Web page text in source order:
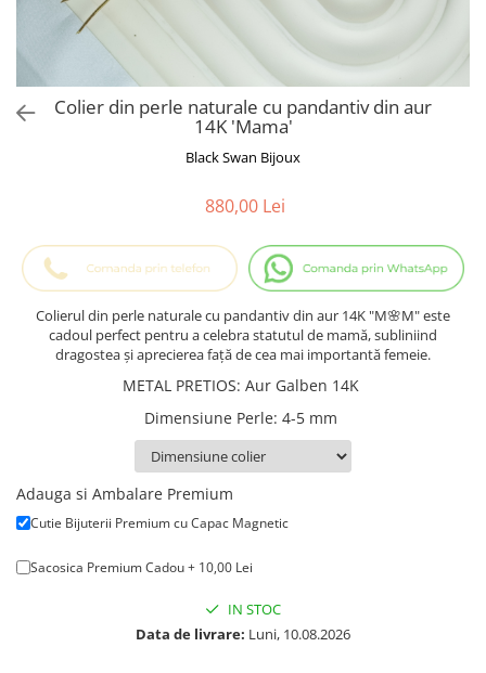
Cadouri pentru Absolvire
Cadou Educatoare / Invatatoare /
Profesoare
Cadouri Cupluri
Cercei din aur
Bijuterii Profesii
Bijuterii Pasiuni & Hobby
Bijuterii Tematice Sport
Bijuterii cu mesaj Motivational
Bijuterii personalizate cu poza
Colier din perle naturale cu pandantiv din aur
14K 'Mama'
Black Swan Bijoux
880,00 Lei
Colierul din perle naturale cu pandantiv din aur 14K "M🌸M" este
cadoul perfect pentru a celebra statutul de mamă, subliniind
dragostea și aprecierea față de cea mai importantă femeie.
METAL PRETIOS: Aur Galben 14K
Dimensiune Perle: 4-5 mm
Adauga si Ambalare Premium
Cutie Bijuterii Premium cu Capac Magnetic
Sacosica Premium Cadou + 10,00 Lei
IN STOC
Data de livrare: Luni, 10.08.2026